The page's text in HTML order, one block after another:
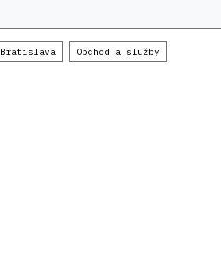
Bratislava Obchod a služby